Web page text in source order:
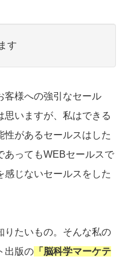
す
客様への強引なセール
思いますが、私はできる
性があるセールスはした
あってもWEBセールスで
感じないセールスをした
りたいもの。そんな私の
出版の 「脳科学マーケテ